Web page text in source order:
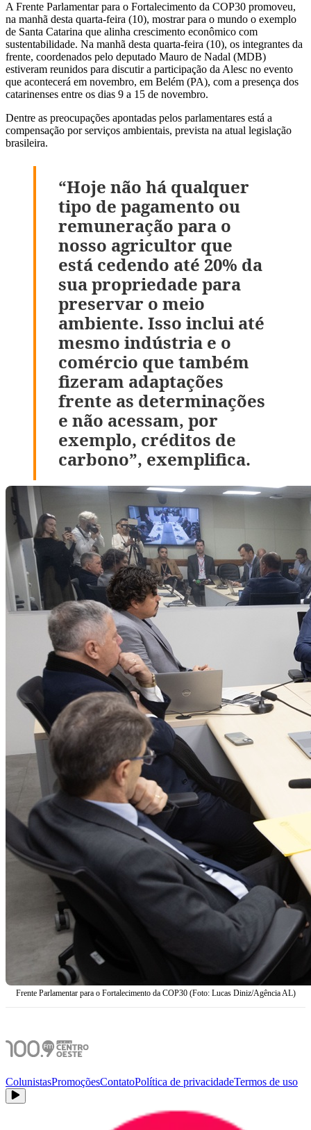
A Frente Parlamentar para o Fortalecimento da COP30 promoveu,
na manhã desta quarta-feira (10), mostrar para o mundo o exemplo
de Santa Catarina que alinha crescimento econômico com
sustentabilidade. Na manhã desta quarta-feira (10), os integrantes da
frente, coordenados pelo deputado Mauro de Nadal (MDB)
estiveram reunidos para discutir a participação da Alesc no evento
que acontecerá em novembro, em Belém (PA), com a presença dos
catarinenses entre os dias 9 a 15 de novembro.
Dentre as preocupações apontadas pelos parlamentares está a
compensação por serviços ambientais, prevista na atual legislação
brasileira.
“Hoje não há qualquer
tipo de pagamento ou
remuneração para o
nosso agricultor que
está cedendo até 20% da
sua propriedade para
preservar o meio
ambiente. Isso inclui até
mesmo indústria e o
comércio que também
fizeram adaptações
frente as determinações
e não acessam, por
exemplo, créditos de
carbono”, exemplifica.
Frente Parlamentar para o Fortalecimento da COP30 (Foto: Lucas Diniz/Agência AL)
ColunistasPromoçõesContatoPolítica de privacidadeTermos de uso